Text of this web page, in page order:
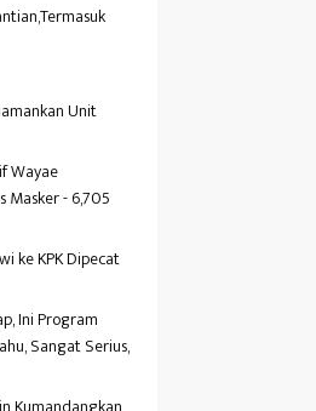
Unit
Wayae
Masker- 6,705
ke KPK Dipecat
Ini Program
Sangat Serius,